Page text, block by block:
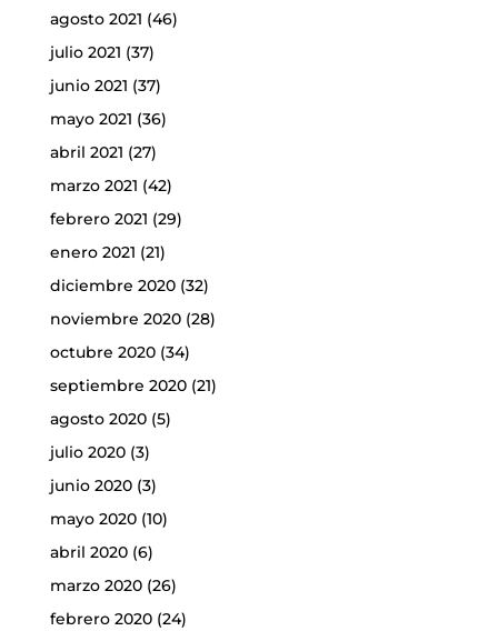
agosto 2021 (46)
julio 2021 (37)
junio 2021 (37)
mayo 2021 (36)
abril 2021 (27)
marzo 2021 (42)
febrero 2021 (29)
enero 2021 (21)
diciembre 2020(32)
noviembre 2020(28)
octubre 2020(34)
septiembre 2020(21)
agosto 2020(5)
julio 2020(3)
junio 2020(3)
mayo 2020(10)
abril 2020(6)
marzo 2020(26)
febrero 2020(24)